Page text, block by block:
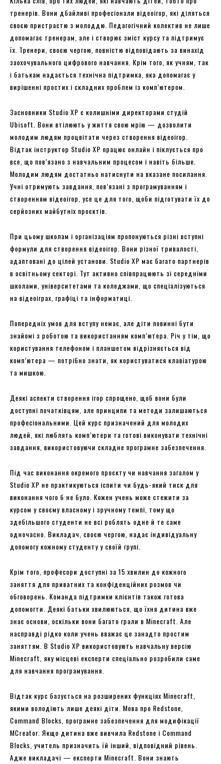
тренерів. Вони дбайливі професіонали відеоігор, які діляться
своєю пристрастю з молоддю. Педагогічний колектив не лише
допомагає тренерам, але і створює зміст курсу та підтримує
їх. Тренери, своєю чергою, повністю відповідають за винахід
заохочувального цифрового навчання. Крім того, як учням, так
і батькам надається технічна підтримка, яка допомагає у
вирішенні простих і складних проблем із комп’ютером.
Засновники Studio XP є колишніми директорами студій
Ubisoft. Вони втілюють у життя свою мрію — дозволити
молодим людям процвітати через створення відеоігор.
Відтак інструктор Studio XP працює онлайн і піклується про
все, що пов’язано з навчальним процесом і навіть більше.
Молодим людям достатньо натиснути на вказане посилання.
Учні отримують завдання, пов’язані з програмуванням і
створенням відеоігор, усе це для того, щоби підготувати їх до
серйозних майбутніх проєктів.
При цьому школам і організаціям пропонуються різні вступні
формули для створення відеоігор. Вони різної тривалості,
адаптовані до цілей установи. Studio XP має багато партнерів
в освітньому секторі. Тут активно співпрацюють зі середніми
школами, університетами та коледжами, що спеціалізуються
на відеоіграх, графіці та інформатиці.
Попередніх умов для вступу немає, але діти повинні бути
знайомі з роботою та використанням комп’ютера. Річ у тім, що
користування телефоном і планшетом відрізняється від
комп’ютера — потрібно знати, як користуватися клавіатурою
та мишкою.
Деякі аспекти створення ігор спрощено, щоб вони були
доступні початківцям, але принципи та методи залишаються
професіональними. Цей курс призначений для молодих
людей, які люблять комп’ютери та готові виконувати технічні
завдання, використовуючи складне програмне забезпечення.
Під час виконання окремого проєкту чи навчання загалом у
Studio XP не практикуються іспити чи будь-який тиск для
виконання чого б не було. Кожен учень може стежити за
курсом у своєму власному і зручному темпі, тому що
здебільшого студенти не всі роблять одне й те саме
одночасно. Викладач, своєю чергою, надає індивідуальну
допомогу кожному студенту у своїй групі.
Крім того, професори доступні за 15 хвилин до кожного
заняття для приватних та конфіденційних розмов чи
обговорень. Команда підтримки клієнтів також готова
допомогти. Деякі батьки хвилюються, що їхня дитина вже
знає основи, оскільки вони багато грали в Minecraft. Але
насправді рідко коли учень вважає це занадто простим
заняттям. В Studio XP використовують навчальну версію
Minecraft, яку місцеві експерти спеціально розробили саме
для навчання програмування.
Відтак курс базується на розширених функціях Minecraft,
якими володіють лише деякі діти. Мова про Redstone,
Command Blocks, програмне забезпечення для модифікації
MCreator. Якщо дитина вже вивчила Redstone і Command
Blocks, учитель призначить їй інший, відповідний рівень.
Адже викладачі — експерти Minecraft. Вони знають